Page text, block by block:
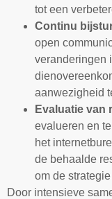
tot een
Continu
open
veranderingen
aanwezigheid
Evaluatie van
evalueren en
het
de behaalde
om de
Door intensieve